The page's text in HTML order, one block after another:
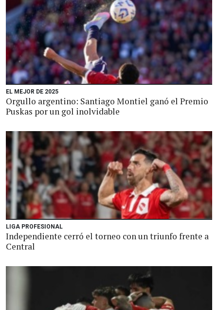
EL MEJOR DE 2025
Orgullo argentino: Santiago Montiel ganó el Premio
Puskas por un gol inolvidable
LIGA PROFESIONAL
Independiente cerró el torneo con un triunfo frente a
Central